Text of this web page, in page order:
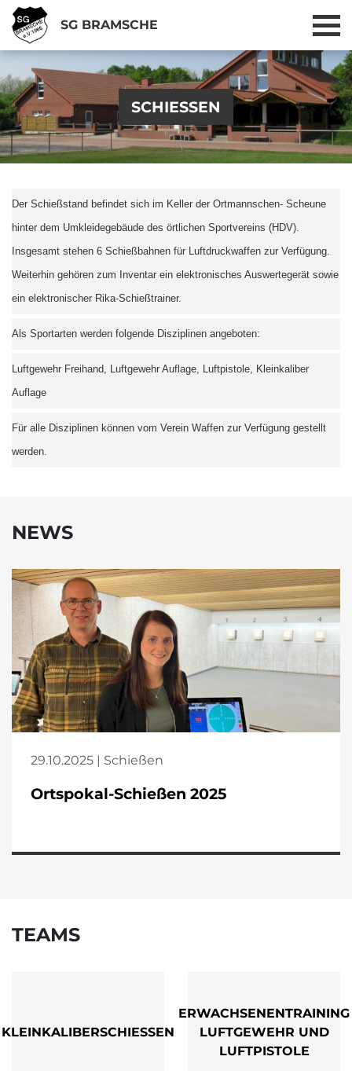
SG BRAMSCHE
SCHIESSEN
Der Schießstand befindet sich im Keller der Ortmannschen- Scheune
hinter dem Umkleidegebäude des örtlichen Sportvereins (HDV).
Insgesamt stehen 6 Schießbahnen für Luftdruckwaffen zur Verfügung.
Weiterhin gehören zum Inventar ein elektronisches Auswertegerät sowie
ein elektronischer Rika-Schießtrainer.
Als Sportarten werden folgende Disziplinen angeboten:
Luftgewehr Freihand, Luftgewehr Auflage, Luftpistole, Kleinkaliber
Auflage
Für alle Disziplinen können vom Verein Waffen zur Verfügung gestellt
werden.
NEWS
29.10.2025 | Schießen
Ortspokal-Schießen 2025
TEAMS
KLEINKALIBERSCHIESSEN
ERWACHSENENTRAINING
LUFTGEWEHR UND
LUFTPISTOLE